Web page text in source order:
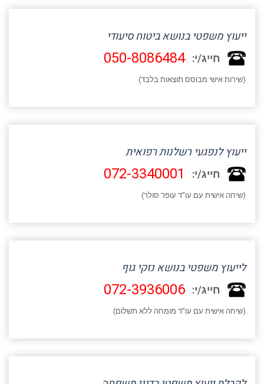
ייעוץ משפטי בנושא ביטוח סיעודי
חייג/י: 050-8086484
(שירות אישי מבוסס תוצאות בלבד)
ייעוץ לנפגעי רשלנות רפואית
חייג/י: 072-3340001
(שיחה אישית עם עו"ד עופר סולר)
לייעוץ משפטי בנושא נזקי גוף
חייג/י: 072-3936006
(שיחה אישית עם עו"ד מומחה ללא תשלום)